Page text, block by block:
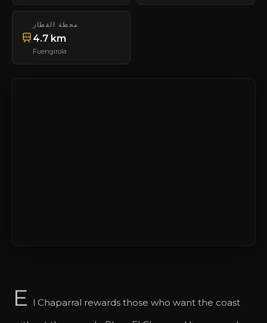
محطة القطار
4.7 km
Fuengirola
E
l Chaparral rewards those who want the coast